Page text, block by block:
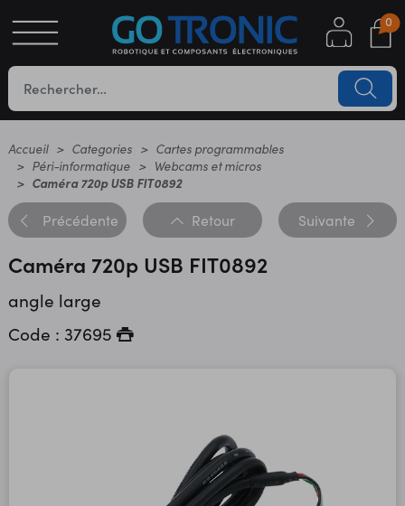
0
Accueil Categories
Cartes programmables
Péri-informatique
Webcams et micros
Caméra 720p USB FIT0892
Précédente Retour Suivante
Caméra 720p USB FIT0892
angle large
Code : 37695